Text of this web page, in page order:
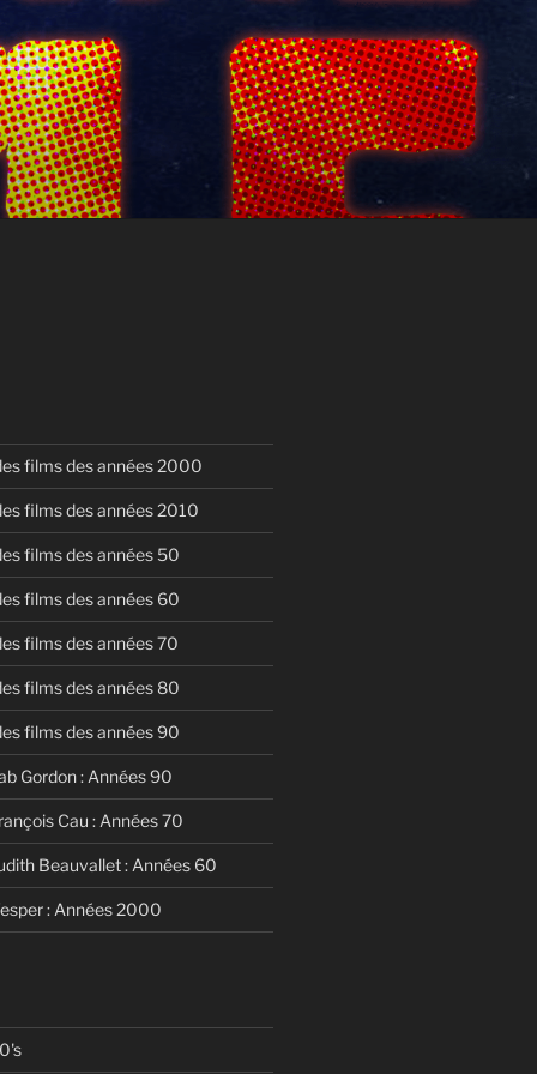
films des années 2000
films des années 2010
films des années 50
films des années 60
films des années 70
films des années 80
films des années 90
Gordon : Années 90
Cau : Années 70
Beauvallet : Années 60
: Années 2000